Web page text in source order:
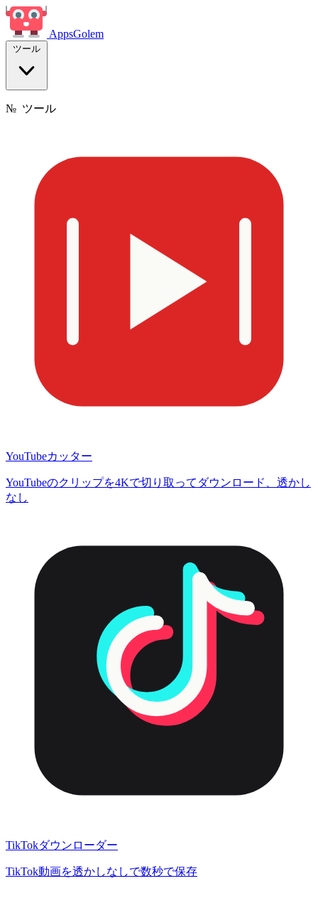
AppsGolem
ツール
№ ツール
YouTubeカッター
YouTubeのクリップを4Kで切り取ってダウンロード、透かし
なし
TikTokダウンローダー
TikTok動画を透かしなしで数秒で保存